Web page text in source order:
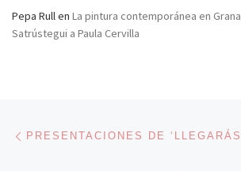
Pepa Rullen La pintura contemporánea en
Satrústegui a Paula Cervilla
Navegación de